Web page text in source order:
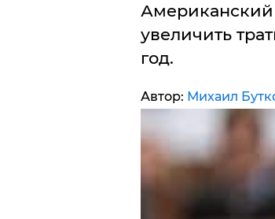
Американский
увеличить
год.
Автор: Михаил